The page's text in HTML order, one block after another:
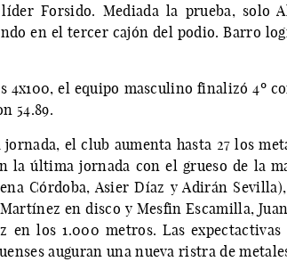
Forsido. Mediada la prueba, solo
en el tercer cajón del podio. Barro
4x100, el equipo masculino finalizó 4º
54.89.
el club aumenta hasta 27 los
la última jornada con el grueso de la
Córdoba, Asier Díaz y Adirán
en disco y Mesfin Escamilla,
en los 1.000 metros. Las
auguran una nueva ristra de